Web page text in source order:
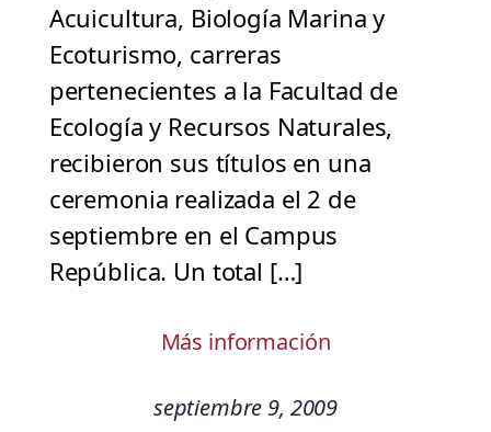
Acuicultura, Biología Marina y
Ecoturismo, carreras
pertenecientes a la Facultad de
Ecología y Recursos Naturales,
recibieron sus títulos en una
ceremonia realizada el 2 de
septiembre en el Campus
República. Un total […]
Más información
septiembre 9, 2009